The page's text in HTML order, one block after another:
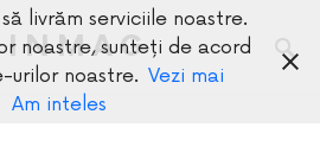
livrăm serviciile noastre.
noastre, sunteți de acord
urilor noastre. Vezi mai
Am inteles